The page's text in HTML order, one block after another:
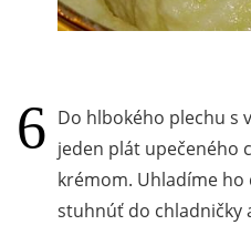
Do hlbokého plechu s
jeden plát upečeného
krémom. Uhladíme
stuhnúť do chladničky